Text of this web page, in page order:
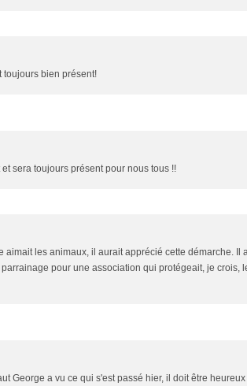
toujours bien présent!
sera toujours présent pour nous tous !!
aimait les animaux, il aurait apprécié cette démarche.
pour une association qui protégeait, je crois,
George a vu ce qui s'est passé hier, il doit être